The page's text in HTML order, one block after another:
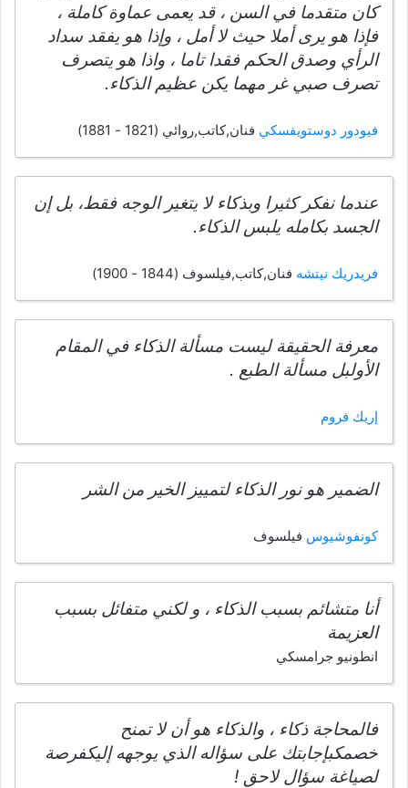
كان متقدما في السن ، قد يعمى عماوة كاملة ،
فإذا هو يرى أملا حيث لا أمل ، وإذا هو يفقد سداد
الرأي وصدق الحكم فقدا تاما ، واذا هو يتصرف
تصرف صبي غر مهما يكن عظيم الذكاء.
فيودور دوستويفسكي فنان,كاتب,روائي (1821 - 1881)
عندما نفكر كثيرا وبذكاء لا يتغير الوجه فقط، بل إن
الجسد بكامله يلبس الذكاء.
فريدريك نيتشه فنان,كاتب,فيلسوف (1844 - 1900)
معرفة الحقيقة ليست مسألة الذكاء في المقام
الأولبل مسألة الطبع .
إريك فروم
الضمير هو نور الذكاء لتمييز الخير من الشر
كونفوشيوس فيلسوف
أنا متشائم بسبب الذكاء ، و لكني متفائل بسبب
العزيمة
انطونيو جرامسكي
فالمحاجة ذكاء ، والذكاء هو أن لا تمنح
خصمكبإجابتك على سؤاله الذي يوجهه إليكفرصة
لصياغة سؤال لاحق !